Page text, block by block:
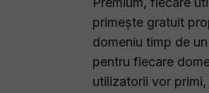
primește gratuit
domeniu timp de
pentru fiecare
utilizatorii vor primi,